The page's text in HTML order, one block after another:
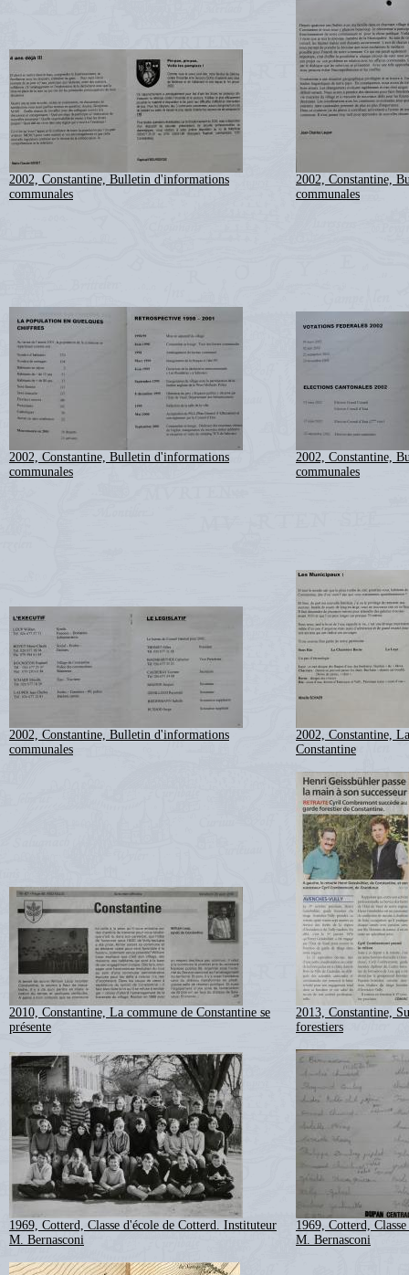
2002, Constantine, Bulletin d'informations
communales
2002, Constantine,
communales
2002, Constantine, Bulletin d'informations
communales
2002, Constantine,
communales
2002, Constantine, Bulletin d'informations
communales
2002, Constantine,
Constantine
2010, Constantine, La commune de Constantine se
présente
2013, Constantine,
forestiers
1969, Cotterd, Classe d'école de Cotterd. Instituteur
M. Bernasconi
1969, Cotterd,
M. Bernasconi